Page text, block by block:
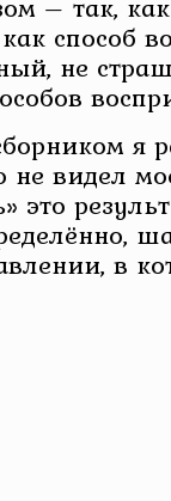
способ
не
я
не видел
это
в